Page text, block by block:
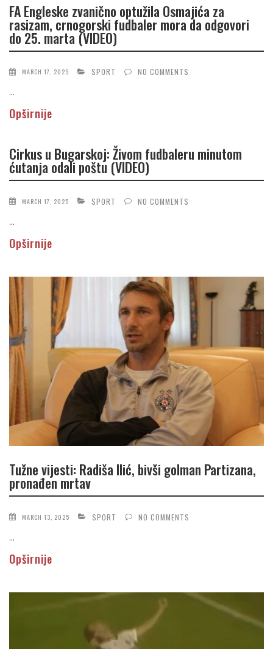
FA Engleske zvanično optužila Osmajića za
rasizam, crnogorski fudbaler mora da odgovori
do 25. marta (VIDEO)
MARCH 17, 2025 SPORT NO COMMENTS
...
Opširnije
Cirkus u Bugarskoj: Živom fudbaleru minutom
ćutanja odali poštu (VIDEO)
MARCH 17, 2025 SPORT NO COMMENTS
...
Opširnije
Tužne vijesti: Radiša Ilić, bivši golman Partizana,
pronađen mrtav
MARCH 13, 2025 SPORT NO COMMENTS
...
Opširnije